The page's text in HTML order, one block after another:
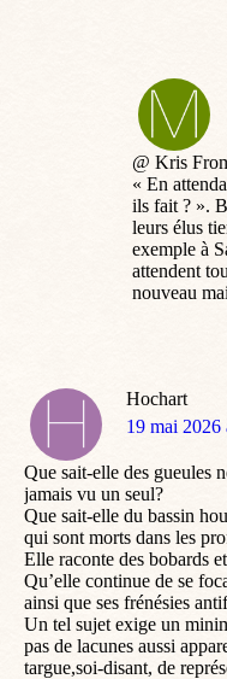
@ Kris
« En
ils fait ? ».
leurs élus
exemple à
attendent
nouveau
Hochart
dit
19 mai 2026
Que sait-elle des gueules
jamais vu un seul?
Que sait-elle du bassin
qui sont morts dans les
Elle raconte des bobards
Qu’elle continue de se
ainsi que ses frénésies
Un tel sujet exige un
pas de lacunes aussi
targue,soi-disant, de